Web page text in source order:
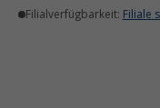
Filialverfügbarkeit: Filiale